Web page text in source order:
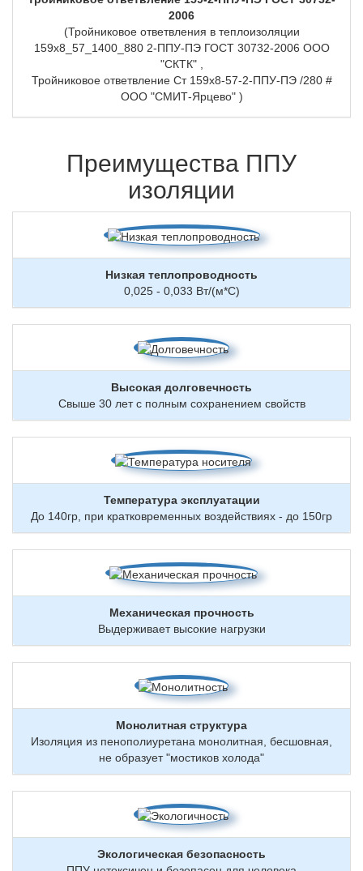
2006
(Тройниковое ответвления в теплоизоляции
159х8_57_1400_880 2-ППУ-ПЭ ГОСТ 30732-2006 ООО
"СКТК" ,
Тройниковое ответвление Ст 159х8-57-2-ППУ-ПЭ /280 #
ООО "СМИТ-Ярцево" )
Преимущества ППУ
изоляции
Низкая теплопроводность
0,025 - 0,033 Вт/(м*С)
Высокая долговечность
Свыше 30 лет с полным сохранением свойств
Температура эксплуатации
До 140гр, при кратковременных воздействиях - до 150гр
Механическая прочность
Выдерживает высокие нагрузки
Монолитная структура
Изоляция из пенополиуретана монолитная, бесшовная,
не образует "мостиков холода"
Экологическая безопасность